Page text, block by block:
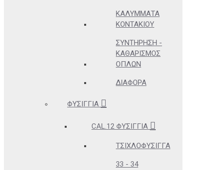
ΚΑΛΎΜΜΑΤΑ
ΚΟΝΤΑΚΊΟΥ
ΣΥΝΤΉΡΗΣΗ -
ΚΑΘΑΡΙΣΜΌΣ
ΌΠΛΩΝ
ΔΙΆΦΟΡΑ
ΦΥΣΊΓΓΙΑ
CAL.12 ΦΥΣΊΓΓΙΑ
ΤΣΙΧΛΟΦΎΣΙΓΓΑ
33 - 34